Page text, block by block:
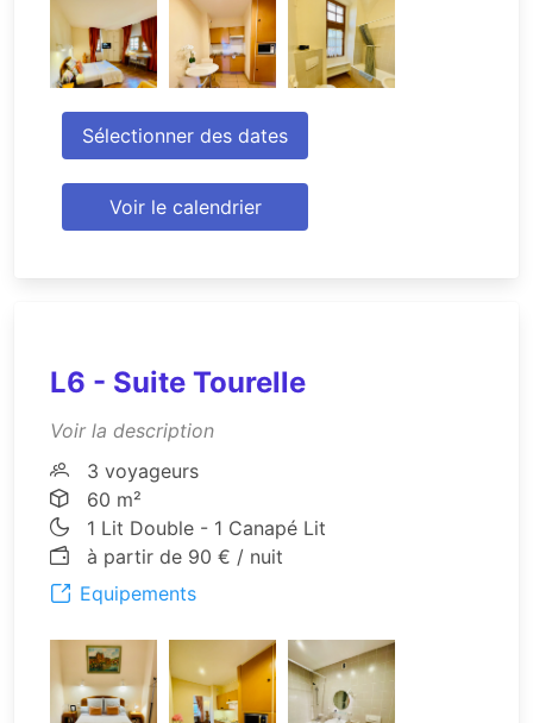
Sélectionner des dates
Voir le calendrier
L6 - Suite Tourelle
Voir la description
3 voyageurs
60 m²
1 Lit Double - 1 Canapé Lit
à partir de 90 € / nuit
Equipements